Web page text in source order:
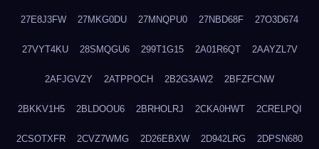
27E8J3FW 27MKG0DU 27MNQPU0 27NBD68F 27O3D674
27VYT4KU 28SMQGU6 299T1G15 2A01R6QT 2AAYZL7V
2AFJGVZY 2ATPPOCH 2B2G3AW2 2BFZFCNW
2BKKV1H5 2BLDOOU6 2BRHOLRJ 2CKA0HWT 2CRELPQI
2CSOTXFR 2CVZ7WMG 2D26EBXW 2D942LRG 2DPSN680